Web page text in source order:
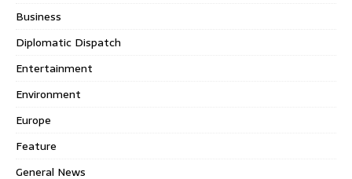
Business
Diplomatic Dispatch
Entertainment
Environment
Europe
Feature
General News